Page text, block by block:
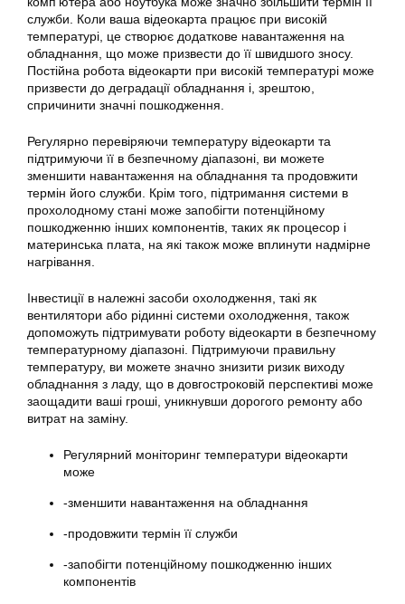
служби. Коли ваша відеокарта працює при високій
температурі, це створює додаткове навантаження на
обладнання, що може призвести до її швидшого зносу.
Постійна робота відеокарти при високій температурі може
призвести до деградації обладнання і, зрештою,
спричинити значні пошкодження.
Регулярно перевіряючи температуру відеокарти та
підтримуючи її в безпечному діапазоні, ви можете
зменшити навантаження на обладнання та продовжити
термін його служби. Крім того, підтримання системи в
прохолодному стані може запобігти потенційному
пошкодженню інших компонентів, таких як процесор і
материнська плата, на які також може вплинути надмірне
нагрівання.
Інвестиції в належні засоби охолодження, такі як
вентилятори або рідинні системи охолодження, також
допоможуть підтримувати роботу відеокарти в безпечному
температурному діапазоні. Підтримуючи правильну
температуру, ви можете значно знизити ризик виходу
обладнання з ладу, що в довгостроковій перспективі може
заощадити ваші гроші, уникнувши дорогого ремонту або
витрат на заміну.
Регулярний моніторинг температури відеокарти
може
-зменшити навантаження на обладнання
-продовжити термін її служби
-запобігти потенційному пошкодженню інших
компонентів